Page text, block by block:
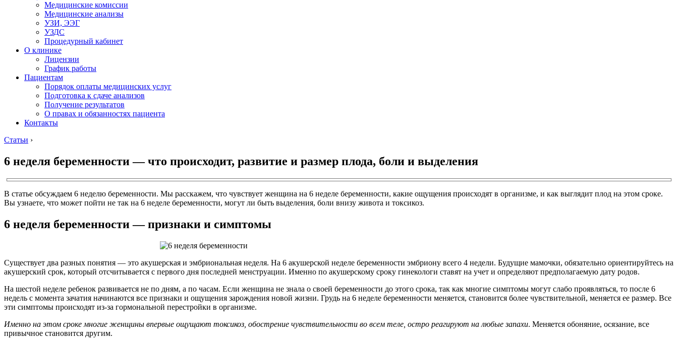
Медицинские комиссии
Медицинские анализы
УЗИ, ЭЭГ
УЗДС
Процедурный кабинет
О клинике
Лицензии
График работы
Пациентам
Порядок оплаты медицинских услуг
Подготовка к сдаче анализов
Получение результатов
О правах и обязанностях пациента
Контакты
Статьи ›
6 неделя беременности — что происходит, развитие и размер плода, боли и выделения
В статье обсуждаем 6 неделю беременности. Мы расскажем, что чувствует женщина на 6 неделе беременности, какие ощущения происходят в организме, и как выглядит плод на этом сроке.
Вы узнаете, что может пойти не так на 6 неделе беременности, могут ли быть выделения, боли внизу живота и токсикоз.
6 неделя беременности — признаки и симптомы
Существует два разных понятия — это акушерская и эмбриональная неделя. На 6 акушерской неделе беременности эмбриону всего 4 недели. Будущие мамочки, обязательно ориентируйтесь на
акушерский срок, который отсчитывается с первого дня последней менструации. Именно по акушерскому сроку гинекологи ставят на учет и определяют предполагаемую дату родов.
На шестой неделе ребенок развивается не по дням, а по часам. Если женщина не знала о своей беременности до этого срока, так как многие симптомы могут слабо проявляться, то после 6
недель с момента зачатия начинаются все признаки и ощущения зарождения новой жизни. Грудь на 6 неделе беременности меняется, становится более чувствительной, меняется ее размер. Все
эти симптомы происходят из-за гормональной перестройки в организме.
Именно на этом сроке многие женщины впервые ощущают токсикоз, обострение чувствительности во всем теле, остро реагируют на любые запахи. Меняется обоняние, осязание, все
привычное становится другим.